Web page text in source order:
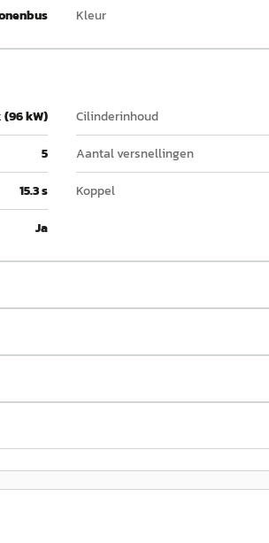
Kleur
(96 kW) Cilinderinhoud
5 Aantal versnellingen
15.3 s Koppel
Ja